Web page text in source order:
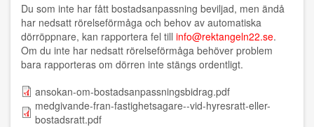
Du som inte har fått bostadsanpassning beviljad, men ändå
har nedsatt rörelseförmåga och behov av automatiska
dörröppnare, kan rapportera fel till info@rektangeln22.se.
Om du inte har nedsatt rörelseförmåga behöver problem
bara rapporteras om dörren inte stängs ordentligt.
ansokan-om-bostadsanpassningsbidrag.pdf
medgivande-fran-fastighetsagare--vid-hyresratt-eller-
bostadsratt.pdf